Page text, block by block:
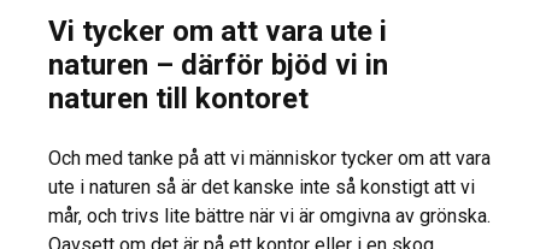
Vi tycker om att vara ute i
naturen – därför bjöd vi in
naturen till kontoret
Och med tanke på att vi människor tycker om att vara
ute i naturen så är det kanske inte så konstigt att vi
mår, och trivs lite bättre när vi är omgivna av grönska.